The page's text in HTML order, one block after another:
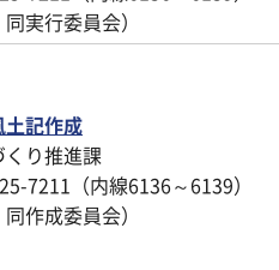
実行委員会）
土記作成
り推進課
7211（内線6136～6139）
作成委員会）